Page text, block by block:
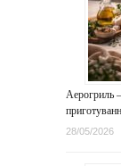
Аерогриль
28/05/2026